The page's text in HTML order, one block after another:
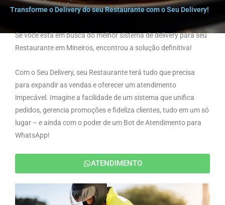
Transforme o Delivery do seu Restaurante com o Seu Delivery!
Se você está em busca do melhor sistema de delivery para seu
Restaurante em Mineiros, encontrou a solução definitiva!
Com o Seu Delivery, seu Restaurante terá tudo que precisa
para expandir as vendas e oferecer um atendimento
impecável. Imagine a facilidade de um sistema que unifica
pedidos, gerencia promoções e fideliza clientes, tudo em um só
lugar – e ainda com o poder de um Bot de Atendimento para
WhatsApp!
ATENDIMENTO